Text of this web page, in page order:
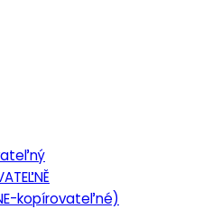
kopírovateľné)